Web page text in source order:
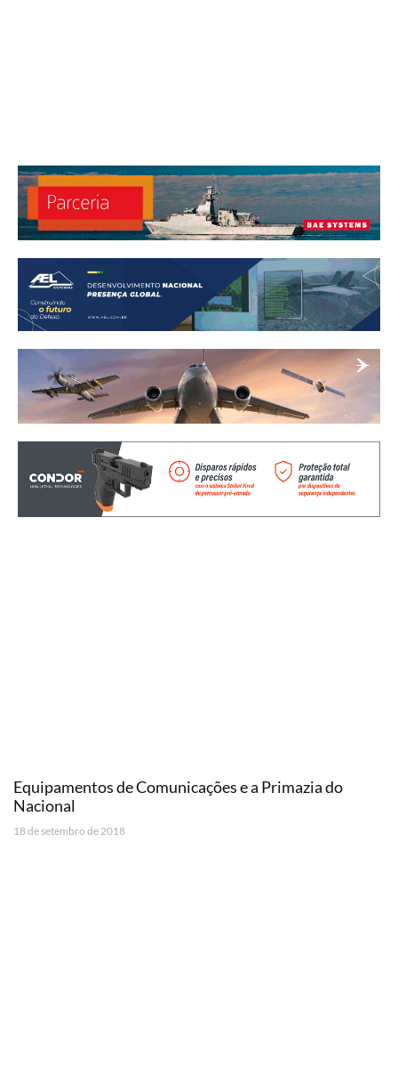
Equipamentos de Comunicações e a Primazia do
Nacional
18 de setembro de 2018